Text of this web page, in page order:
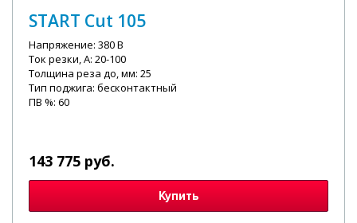
START Cut 105
Напряжение: 380 В
Ток резки, А: 20-100
Толщина реза до, мм: 25
Тип поджига: бесконтактный
ПВ %: 60
143 775 руб.
Купить